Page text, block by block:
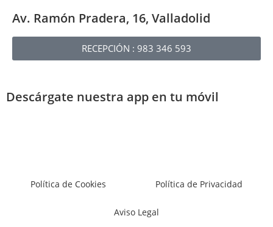
Av. Ramón Pradera, 16, Valladolid
RECEPCIÓN : 983 346 593
Descárgate nuestra app en tu móvil
Política de Cookies Política de Privacidad
Aviso Legal